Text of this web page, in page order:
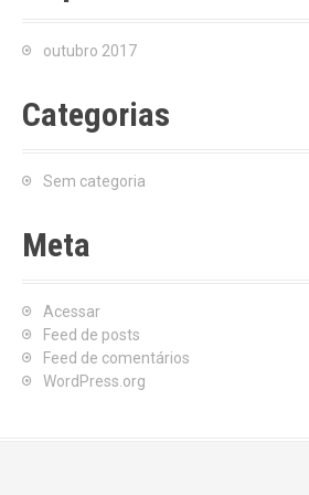
outubro 2017
Categorias
Sem categoria
Meta
Acessar
Feed de posts
Feed de comentários
WordPress.org